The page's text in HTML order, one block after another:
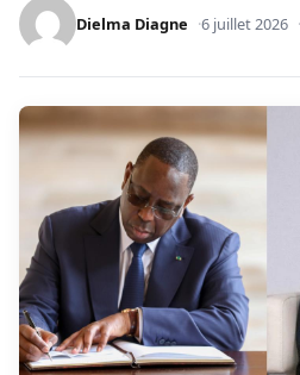
Dielma Diagne 6 juillet 2026